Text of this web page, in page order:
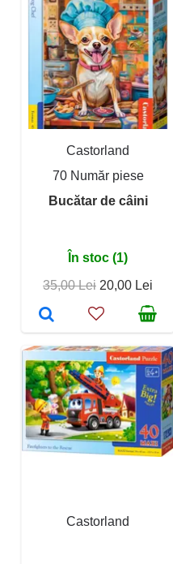
Castorland
70 Număr piese
Bucătar de câini
În stoc (1)
35,00 Lei 20,00 Lei
Castorland